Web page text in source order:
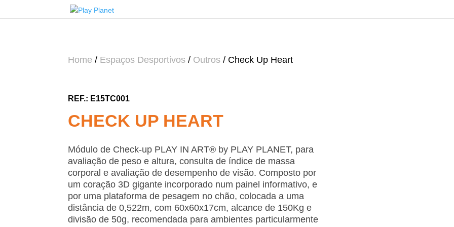
Home / Espaços Desportivos / Outros / Check Up Heart
E15TC001
CHECK UP HEART
Módulo de Check-up PLAY IN ART® by PLAY PLANET, para
avaliação de peso e altura, consulta de índice de massa
corporal e avaliação de desempenho de visão. Composto por
um coração 3D gigante incorporado num painel informativo, e
por uma plataforma de pesagem no chão, colocada a uma
distância de 0,522m, com 60x60x17cm, alcance de 150Kg e
divisão de 50g, recomendada para ambientes particularmente